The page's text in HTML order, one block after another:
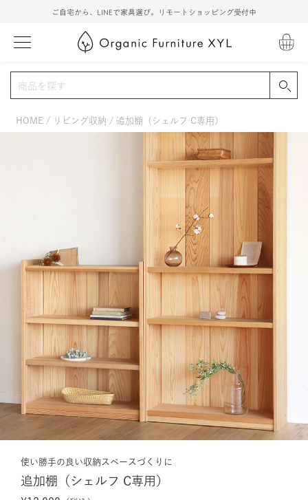
ご自宅から、LINEで家具選び。リモートショッピング受付中
HOME リビング収納 追加棚（シェルフ C専用）
使い勝手の良い収納スペースづくりに
追加棚（シェルフ C専用）